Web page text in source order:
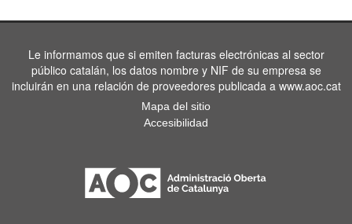
Le informamos que si emiten facturas electrónicas al sector
público catalán, los datos nombre y NIF de su empresa se
incluirán en una relación de proveedores publicada a www.aoc.cat
Mapa del sitio
Accesibilidad